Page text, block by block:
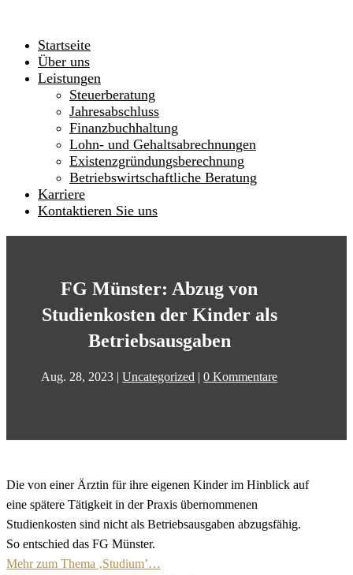
Startseite
Über uns
Leistungen
Steuerberatung
Jahresabschluss
Finanzbuchhaltung
Lohn- und Gehaltsabrechnungen
Existenzgründungsberechnung
Betriebswirtschaftliche Beratung
Karriere
Kontaktieren Sie uns
FG Münster: Abzug von
Studienkosten der Kinder als
Betriebsausgaben
Aug. 28, 2023 |Uncategorized |0 Kommentare
Die von einer Ärztin für ihre eigenen Kinder im Hinblick auf
eine spätere Tätigkeit in der Praxis übernommenen
Studienkosten sind nicht als Betriebsausgaben abzugsfähig.
So entschied das FG Münster.
Mehr zum Thema ‚Studium’…